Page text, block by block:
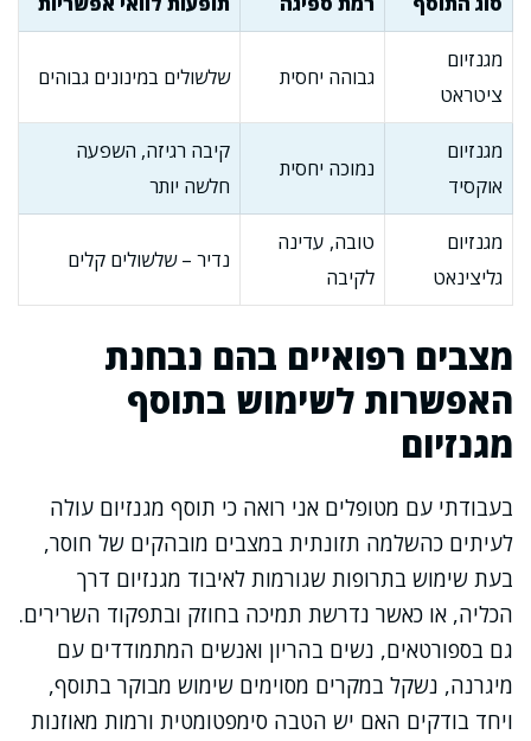
מגנזיום
ציטראט
גבוהה יחסית שלשולים במינונים גבוהים
מגנזיום
אוקסיד
נמוכה יחסית
קיבה רגיזה, השפעה
חלשה יותר
מגנזיום
גליצינאט
טובה, עדינה
לקיבה
נדיר – שלשולים קלים
מצבים רפואיים בהם נבחנת
האפשרות לשימוש בתוסף
מגנזיום
בעבודתי עם מטופלים אני רואה כי תוסף מגנזיום עולה
לעיתים כהשלמה תזונתית במצבים מובהקים של חוסר,
בעת שימוש בתרופות שגורמות לאיבוד מגנזיום דרך
הכליה, או כאשר נדרשת תמיכה בחוזק ובתפקוד השרירים.
גם בספורטאים, נשים בהריון ואנשים המתמודדים עם
מיגרנה, נשקל במקרים מסוימים שימוש מבוקר בתוסף,
ויחד בודקים האם יש הטבה סימפטומטית ורמות מאוזנות